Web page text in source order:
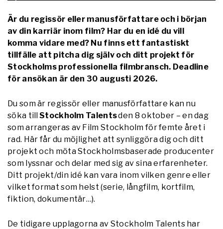
Är du regissör eller manusförfattare och i början
av din karriär inom film? Har du en idé du vill
komma vidare med? Nu finns ett fantastiskt
tillfälle att pitcha dig själv och ditt projekt för
Stockholms professionella filmbransch. Deadline
för ansökan är den 30 augusti 2026.
Du som är regissör eller manusförfattare kan nu
söka tillStockholm Talentsden 8 oktober – en dag
som arrangeras av Film Stockholm för femte året i
rad. Här får du möjlighet att synliggöra dig och ditt
projekt och möta Stockholmsbaserade producenter
som lyssnar och delar med sig av sina erfarenheter.
Ditt projekt/din idé kan vara inom vilken genre eller
vilket format som helst (serie, långfilm, kortfilm,
fiktion, dokumentär…).
De tidigare upplagorna av Stockholm Talents har